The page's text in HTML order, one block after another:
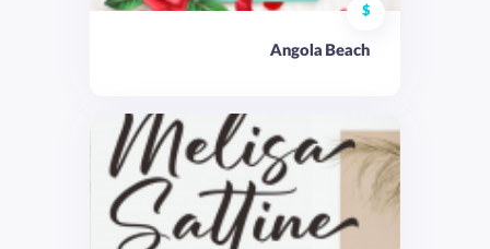
$
Angola Beach